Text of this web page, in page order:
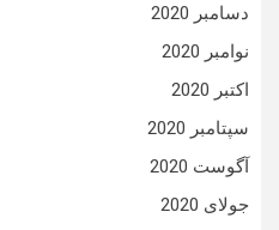
دسامبر 2020
نوامبر 2020
اکتبر 2020
سپتامبر 2020
آگوست 2020
جولای 2020